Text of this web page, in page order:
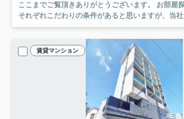
ここまでご覧頂きありがとうございます。 お部屋探しの際には、皆さま
それぞれこだわりの条件があると思いますが、当
賃貸マンション